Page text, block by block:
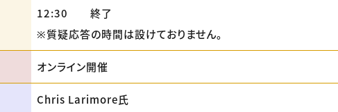
12:30 終了
※質疑応答の時間は設けておりません。
オンライン開催
Chris Larimore氏